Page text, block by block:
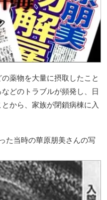
薬物を大量に摂取したこと
どのトラブルが頻発し、日
から、家族が閉鎖病棟に入
た当時の華原朋美さんの写